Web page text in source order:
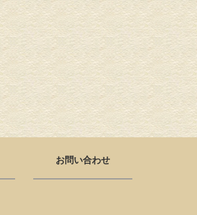
お問い合わせ